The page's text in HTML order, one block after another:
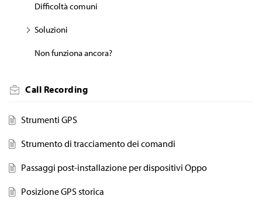
Difficoltà comuni
Soluzioni
Non funziona ancora?
Call Recording
Strumenti GPS
Strumento di tracciamento dei comandi
Passaggi post-installazione per dispositivi Oppo
Posizione GPS storica